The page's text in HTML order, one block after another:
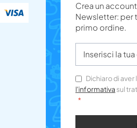
Crea un
Newsletter: per
primo ordine.
Dichiaro di
l'informativa sul